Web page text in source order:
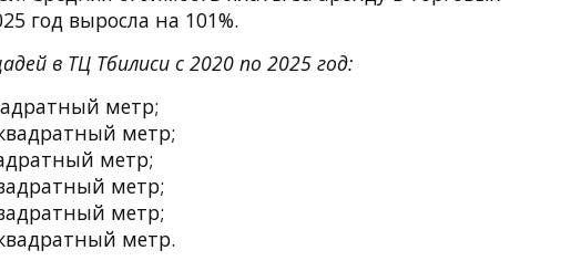
год выросла на 101%.
в ТЦ Тбилиси с 2020 по 2025 год:
метр;
метр;
метр;
метр;
метр;
метр.